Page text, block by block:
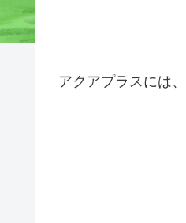
アクアプラスには、